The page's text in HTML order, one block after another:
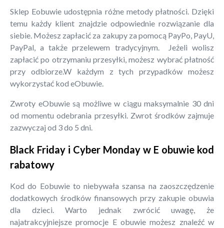
Sklep Eobuwie udostępnia różne metody płatności. Dzięki
temu każdy klient znajdzie odpowiednie rozwiązanie dla
siebie. Możesz zapłacić za zakupy za pomocą PayPo, PayU,
PayPal, a także przelewem tradycyjnym. Jeżeli wolisz
zapłacić po otrzymaniu przesyłki, możesz wybrać płatność
przy odbiorze.W każdym z tych przypadków możesz
wykorzystać kod eObuwie.
Zwroty eObuwie są możliwe w ciągu maksymalnie 30 dni
od momentu odebrania przesyłki. Zwrot środków zajmuje
zazwyczaj od 3 do 5 dni.
Black Friday i Cyber Monday w E obuwie kod
rabatowy
Kod do Eobuwie to niebywała szansa na zaoszczędzenie
dodatkowych środków finansowych przy zakupie obuwia
dla dzieci. Warto jednak zwrócić uwagę, że
najatrakcyjniejsze promocje E obuwie możesz znaleźć w